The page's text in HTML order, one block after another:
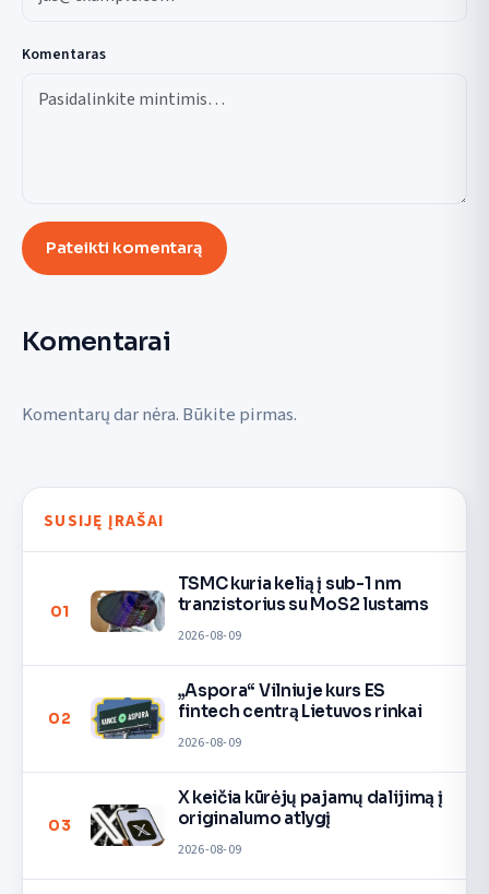
Komentaras
Pateikti komentarą
Komentarai
Komentarų dar nėra. Būkite pirmas.
SUSIJĘ ĮRAŠAI
01
TSMC kuria kelią į sub-1 nm
tranzistorius su MoS2 lustams
2026-08-09
02
„Aspora“ Vilniuje kurs ES
fintech centrą Lietuvos rinkai
2026-08-09
03
X keičia kūrėjų pajamų dalijimą į
originalumo atlygį
2026-08-09